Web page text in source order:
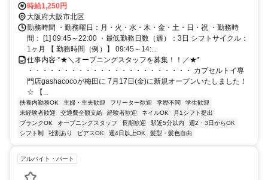
時給1,250円
大阪府大阪市北区
勤務時間 ・勤務曜日：月・火・水・木・金・土・日・祝 ・勤務時
間： [1] 09:45～22:00 ・最低勤務日数（週）：3日 シフトサイクル：
1ヶ月 【 勤務時間（例）】 09:45～14:...
仕事内容 *★＼オープニングスタッフを募集！！／★*
・・・・・・・・・・・・・・・・・・・・・・・ カプセルトイ専
門店gashacocoが梅田に 7月17日(金)に新規オープンいたしました！
☆ 【...
扶養内勤務OK 主婦・主夫歓迎 フリーター歓迎 学歴不問
学生歓迎
未経験者歓迎
交通費全額支給 経験者歓迎 ネイルOK
月1シフト提出
ブランクOK
オープニングスタッフ 長期歓迎 駅近5分以内
週2・3日からOK
シフト制
社割あり ピアスOK 週4日以上OK 髪型・髪色自由
アルバイト・パート